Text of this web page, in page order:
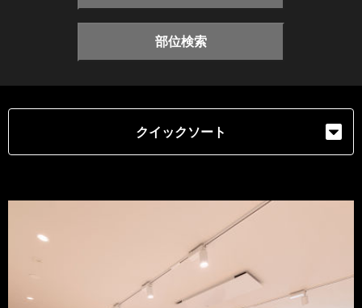
部位検索
クイックソート